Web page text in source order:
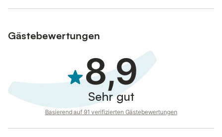
Gästebewertungen
8,9
Sehr gut
Basierend auf 91 verifizierten Gästebewertungen